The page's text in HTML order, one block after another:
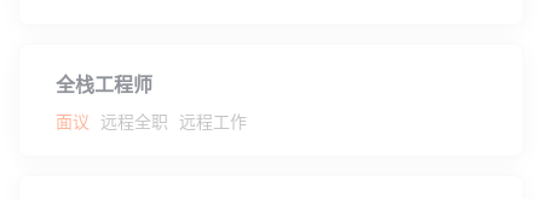
全栈工程师
面议 远程全职 远程工作